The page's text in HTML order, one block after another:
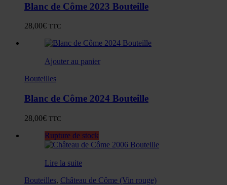
Blanc de Côme 2023 Bouteille
28,00€ TTC
Ajouter au panier
Bouteilles
Blanc de Côme 2024 Bouteille
28,00€ TTC
Rupture de stock
Lire la suite
Bouteilles, Château de Côme (Vin rouge)